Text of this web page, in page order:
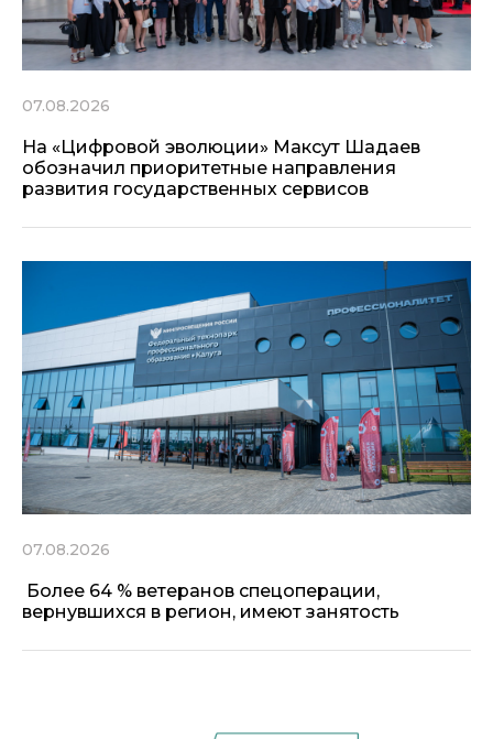
07.08.2026
На «Цифровой эволюции» Максут Шадаев
обозначил приоритетные направления
развития государственных сервисов
07.08.2026
Более 64 % ветеранов спецоперации,
вернувшихся в регион, имеют занятость